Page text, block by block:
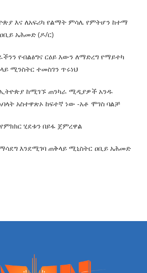
እና ለአፍሪካ የልማት ምሳሌ የምትሆን ከተማ
ዐቢይ አሕመድ (ዶ/ር)
የብልፅግና ርዕይ እውን ለማድረግ የማይተካ
ሚንስትር ተመስገን ጥሩነህ
ከሚገኙ ጠንካራ ሚዲያዎች አንዱ
አስተዋጽኦ ከፍተኛ ነው -አቶ ሞገስ ባልቻ
ሂደቱን በይፋ ጀምረዋል
ማሳደግ እንደሚገባ ጠቅላይ ሚኒስትር ዐቢይ አሕመድ